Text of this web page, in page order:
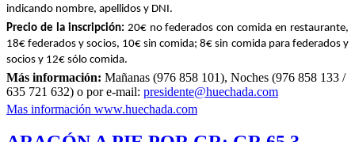
indicando nombre, apellidos y DNI.
Precio de la inscripción: 20€ no federados con comida en restaurante,
18€ federados y socios, 10€ sin comida; 8€ sin comida para federados y
socios y 12€ sólo comida.
Más información: Mañanas (976 858 101), Noches (976 858 133 /
635 721 632) o por e-mail: presidente@huechada.com
Mas información www.huechada.com